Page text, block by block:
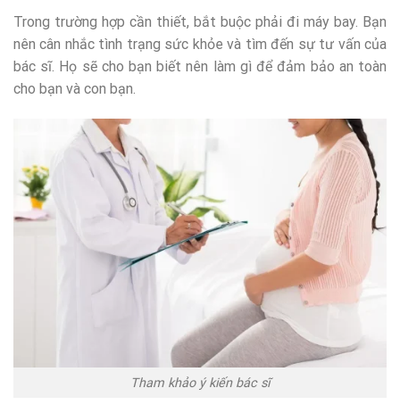
Trong trường hợp cần thiết, bắt buộc phải đi máy bay. Bạn
nên cân nhắc tình trạng sức khỏe và tìm đến sự tư vấn của
bác sĩ. Họ sẽ cho bạn biết nên làm gì để đảm bảo an toàn
cho bạn và con bạn.
Tham khảo ý kiến bác sĩ